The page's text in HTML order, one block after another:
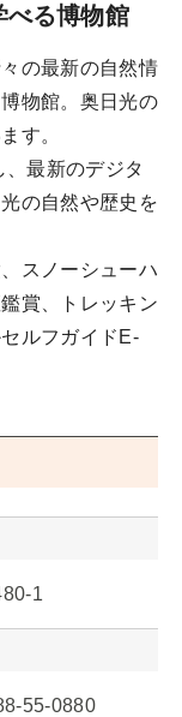
べる博物館
の最新の自然情
物館。奥日光の
す。
最新のデジタ
の自然や歴史を
スノーシューハ
賞、トレッキン
ルフガイドE-
1
55-0880